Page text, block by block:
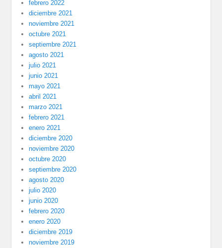
febrero 2022
diciembre 2021
noviembre 2021
octubre 2021
septiembre 2021
agosto 2021
julio 2021
junio 2021
mayo 2021
abril 2021
marzo 2021
febrero 2021
enero 2021
diciembre 2020
noviembre 2020
octubre 2020
septiembre 2020
agosto 2020
julio 2020
junio 2020
febrero 2020
enero 2020
diciembre 2019
noviembre 2019